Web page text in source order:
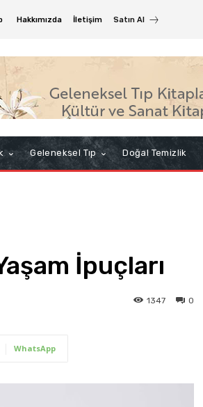
Hakkımızda İletişim Satın Al
Geleneksel Tıp Doğal Temizlik
İpuçları
0
1347
WhatsApp